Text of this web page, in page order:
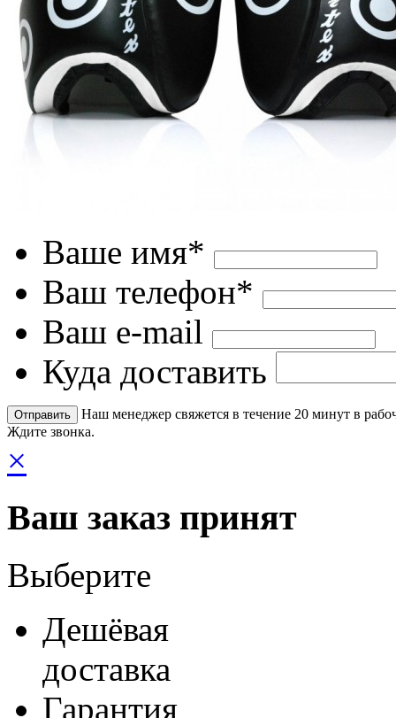
Ваше имя*
Ваш телефон*
Ваш e-mail
Куда доставить
Наш менеджер свяжется в течение 20 минут в
Ждите звонка.
×
Ваш заказ принят
Выберите
Дешёвая
доставка
Гарантия